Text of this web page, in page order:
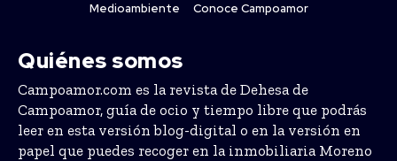
Medioambiente
Conoce Campoamor
Quiénes somos
Campoamor.com es la revista de Dehesa de
Campoamor, guía de ocio y tiempo libre que podrás
leer en esta versión blog-digital o en la versión en
papel que puedes recoger en la inmobiliaria Moreno